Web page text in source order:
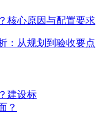
核心原因与配置要求
：从规划到验收要点
建设标
？